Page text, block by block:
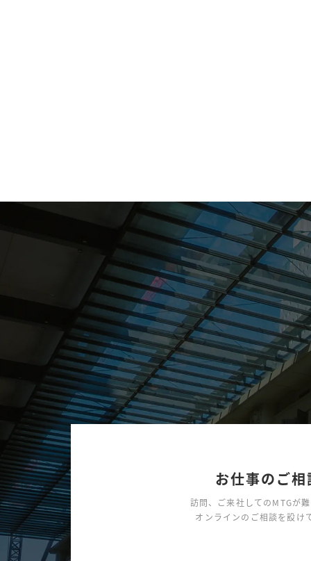
お仕事のご相
訪問、ご来社してのMTGが
オンラインのご相談を設け